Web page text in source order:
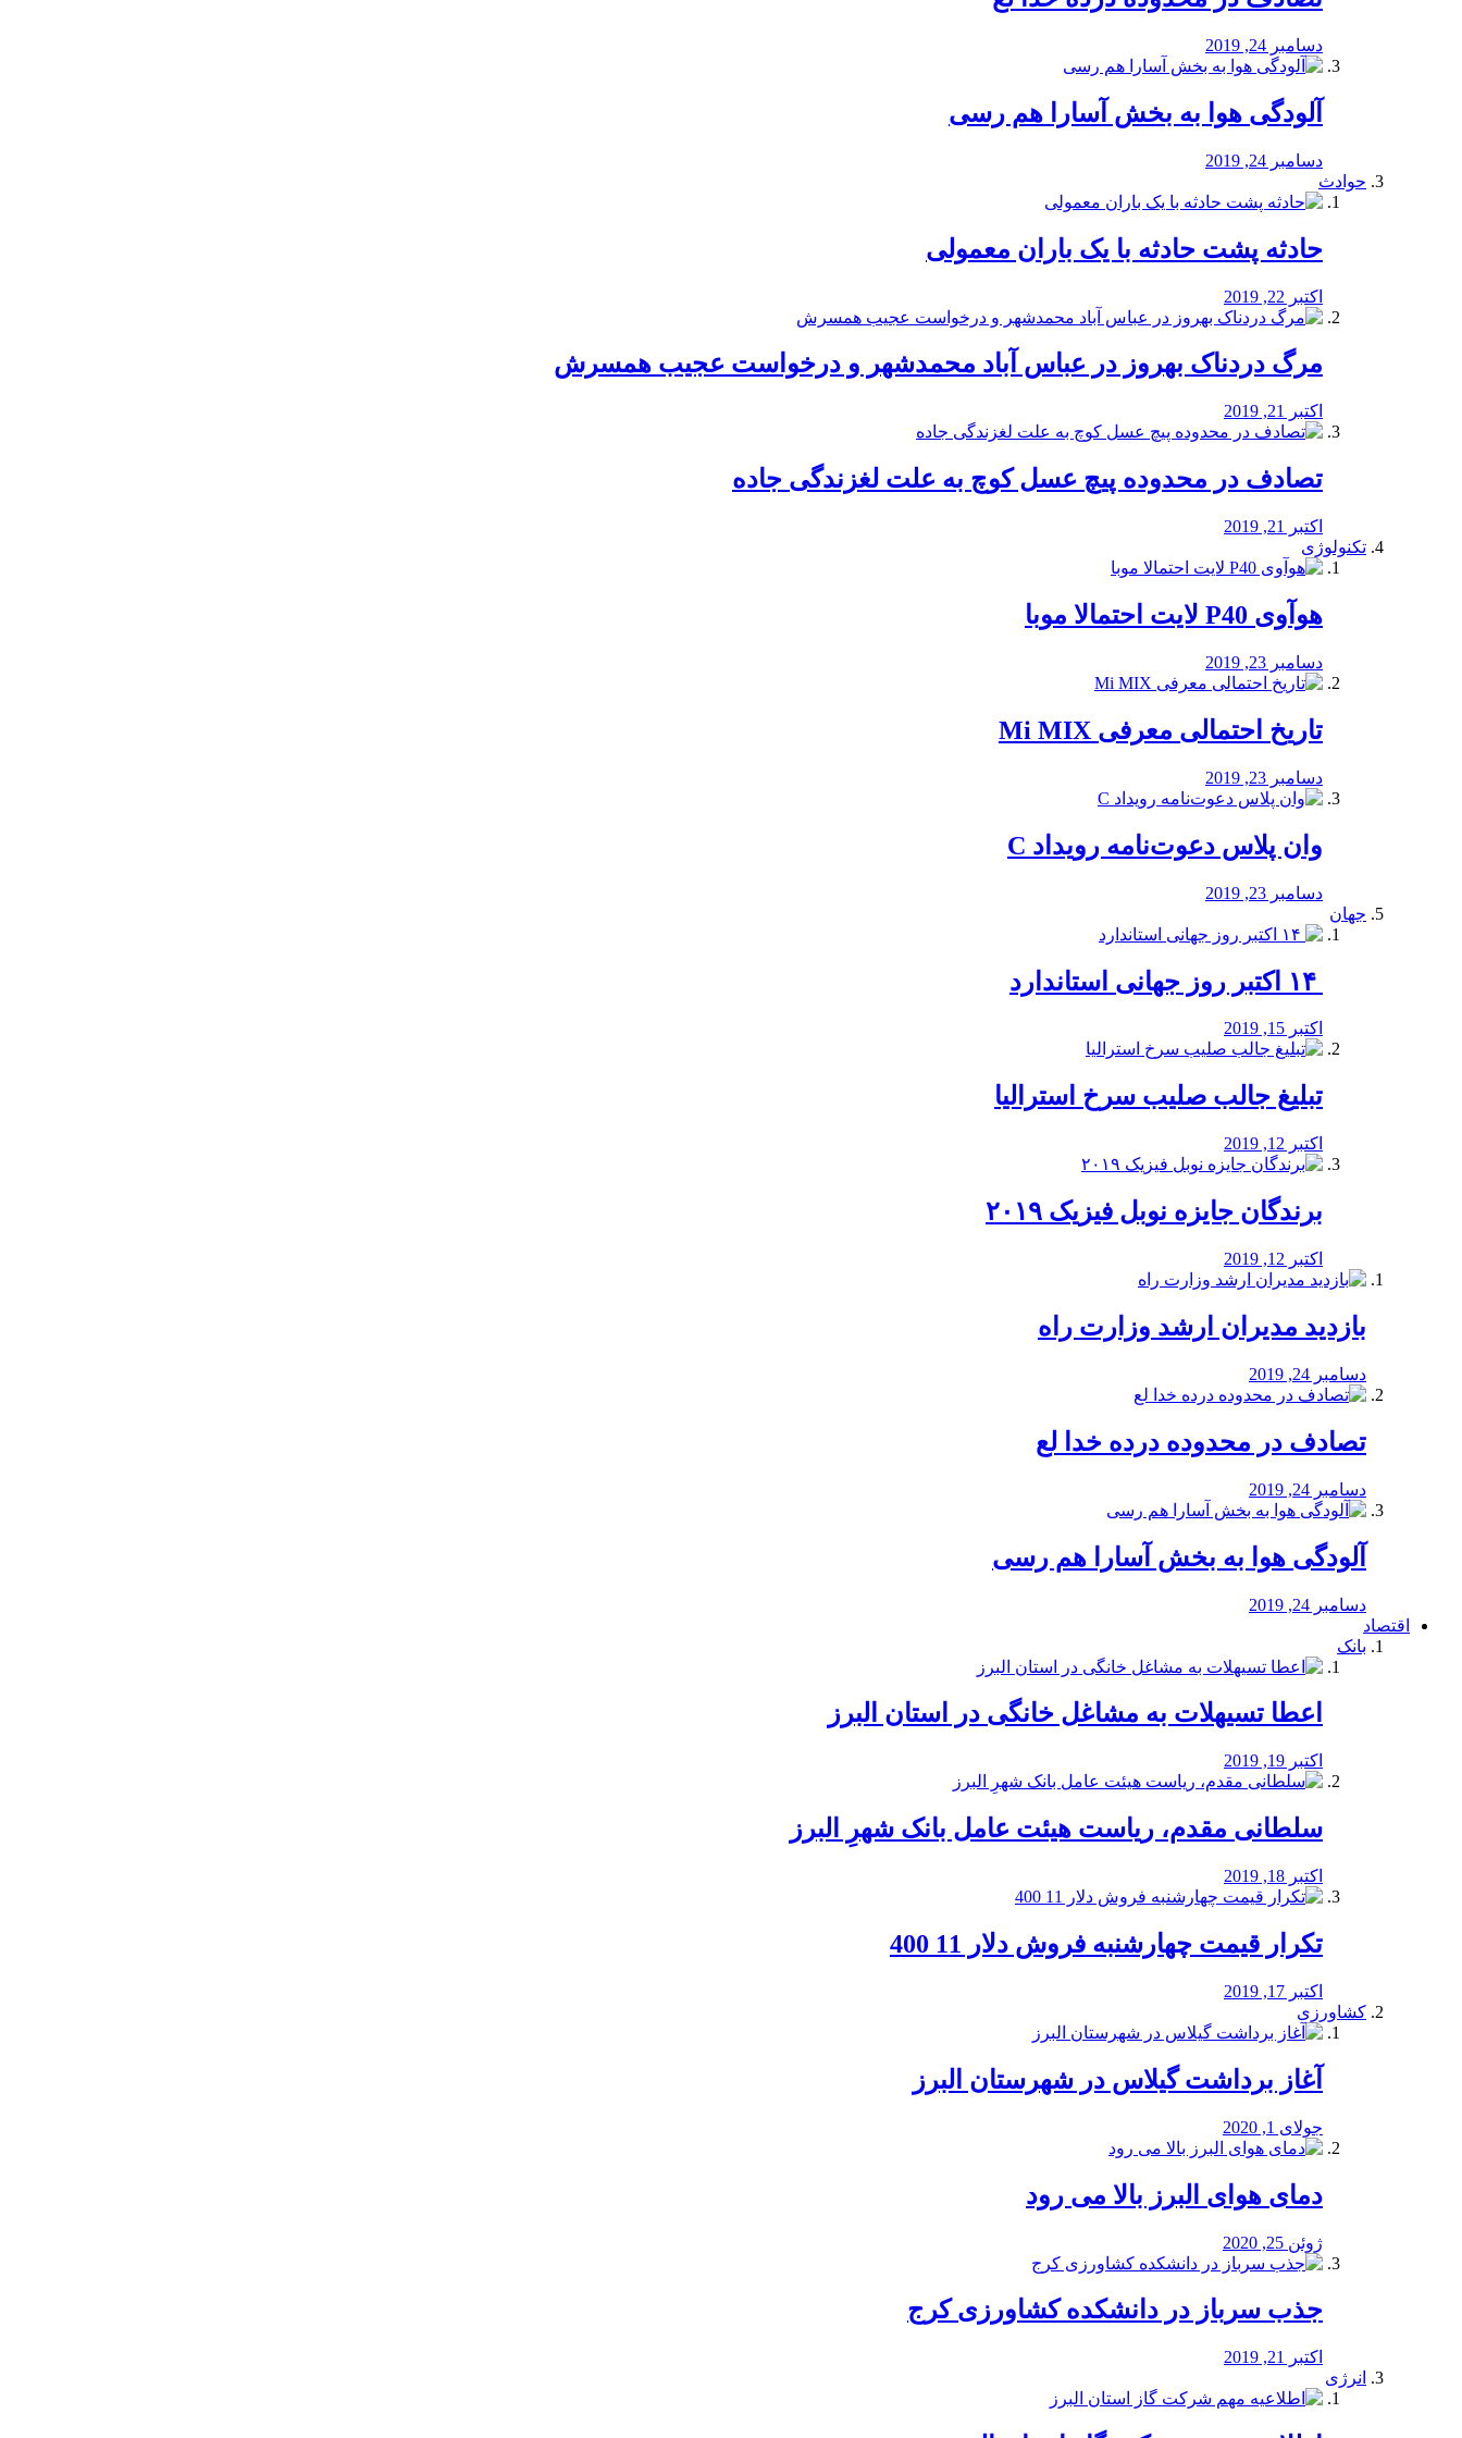
دسامبر 24, 2019
آلودگی هوا به بخش آسارا هم رسی
دسامبر 24, 2019
حوادث
️حادثه پشت حادثه با یک باران معمولی
اکتبر 22, 2019
مرگ دردناک بهروز در عباس آباد محمدشهر و درخواست عجیب همسرش
اکتبر 21, 2019
تصادف در محدوده پیچ عسل کوچ به علت لغزندگی جاده
اکتبر 21, 2019
تکنولوژی
هوآوی P40 لایت احتمالا موبا
دسامبر 23, 2019
تاریخ احتمالی معرفی Mi MIX
دسامبر 23, 2019
وان پلاس دعوت‌نامه رویداد C
دسامبر 23, 2019
جهان
اکتبر 15, 2019
تبلیغ جالب صلیب سرخ استرالیا
اکتبر 12, 2019
برندگان جایزه نوبل فیزیک ۲۰۱۹
اکتبر 12, 2019
بازدید مدیران ارشد وزارت راه
دسامبر 24, 2019
تصادف در محدوده درده خدا لع
دسامبر 24, 2019
آلودگی هوا به بخش آسارا هم رسی
دسامبر 24, 2019
اقتصاد
بانک
️اعطا تسیهلات به مشاغل خانگی در استان البرز
اکتبر 19, 2019
سلطانی مقدم، ریاست هیئت عامل بانک شهرِ البرز
اکتبر 18, 2019
تکرار قیمت چهارشنبه فروش دلار 11 400
اکتبر 17, 2019
کشاورزی
آغاز برداشت گیلاس در شهرستان البرز
جولای 1, 2020
دمای هوای البرز بالا می رود
ژوئن 25, 2020
جذب سرباز در دانشکده کشاورزی کرج
اکتبر 21, 2019
انرژی